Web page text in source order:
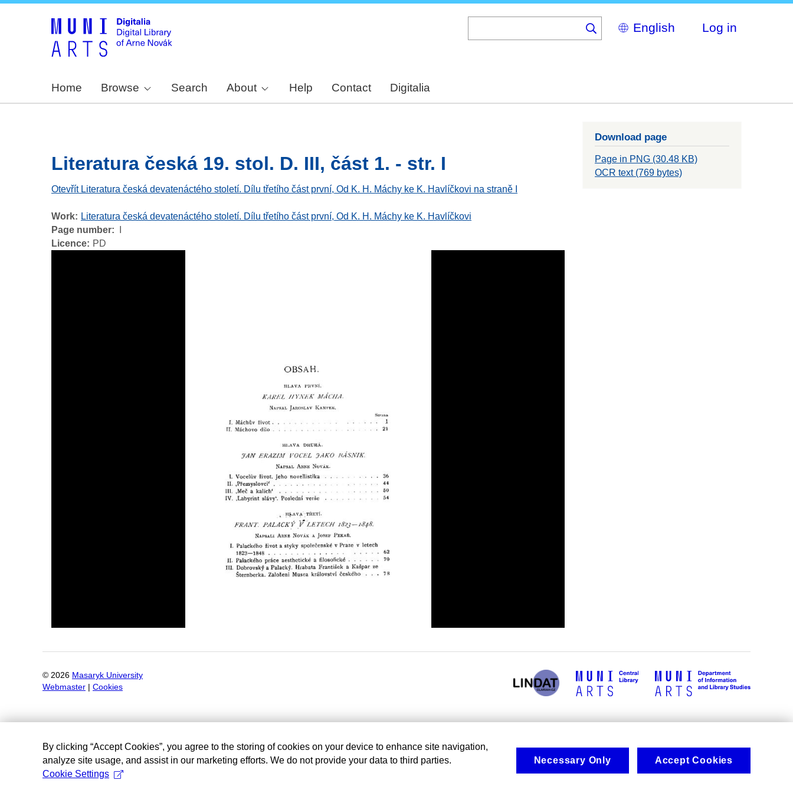
Select
your
Log in
Home Browse Search About Help Contact Digitalia
Literatura česká 19. stol. D. III, část 1. - str. I
Otevřít Literatura česká devatenáctého století. Dílu třetího část první, Od K. H. Máchy ke K. Havlíčkovi na straně I
Work
Literatura česká devatenáctého století. Dílu třetího část první, Od K. H. Máchy ke K. Havlíčkovi
Page number
Licence
PD
Download page
Page in PNG (30.48 KB)
OCR text (769 bytes)
© 2026 Masaryk University
Webmaster
Cookies
By clicking “Accept Cookies”, you agree to the storing of cookies on your device to enhance site navigation,
analyze site usage, and assist in our marketing efforts. We do not provide your data to third parties.
Cookie Settings
Necessary Only Accept Cookies